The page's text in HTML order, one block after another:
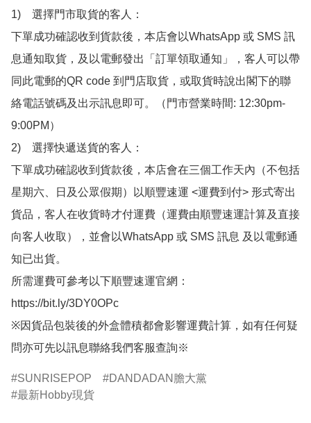
1)　選擇門市取貨的客人：
下單成功確認收到貨款後，本店會以WhatsApp 或 SMS 訊
息通知取貨，及以電郵發出「訂單領取通知」，客人可以帶
同此電郵的QR code 到門店取貨，或取貨時說出閣下的聯
絡電話號碼及出示訊息即可。（門市營業時間: 12:30pm-
9:00PM）
2)　選擇快遞送貨的客人：
下單成功確認收到貨款後，本店會在三個工作天內（不包括
星期六、日及公眾假期）以順豐速運 <運費到付> 形式寄出
貨品，客人在收貨時才付運費（運費由順豐速運計算及直接
向客人收取），並會以WhatsApp 或 SMS 訊息 及以電郵通
知已出貨。
所需運費可參考以下順豐速運官網：
https://bit.ly/3DY0OPc
※因貨品包裝後的外盒體積都會影響運費計算，如有任何疑
問亦可先以訊息聯絡我們客服查詢※
SUNRISEPOP
DANDADAN膽大黨
最新Hobby現貨